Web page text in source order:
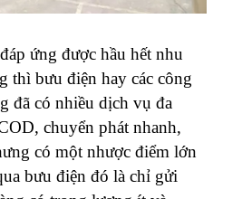
ứng được hầu hết nhu
thì bưu điện hay các công
đã có nhiều dịch vụ đa
chuyển phát nhanh,
có một nhược điểm lớn
bưu điện đó là chỉ gửi